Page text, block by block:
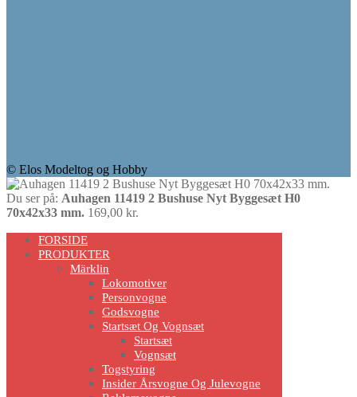
© Elos Modeltog og Hobby
Du ser på: Auhagen 11419 2 Bushuse Nyt Byggesæt H0
70x42x33 mm. 169,00 kr.
Scroll
Up
FORSIDE
PRODUKTER
Märklin
Lokomotiver
Personvogne
Godsvogne
Startsæt Og Vognsæt
Startsæt
Vognsæt
Togstyring
Insider Årsvogne Og Julevogne